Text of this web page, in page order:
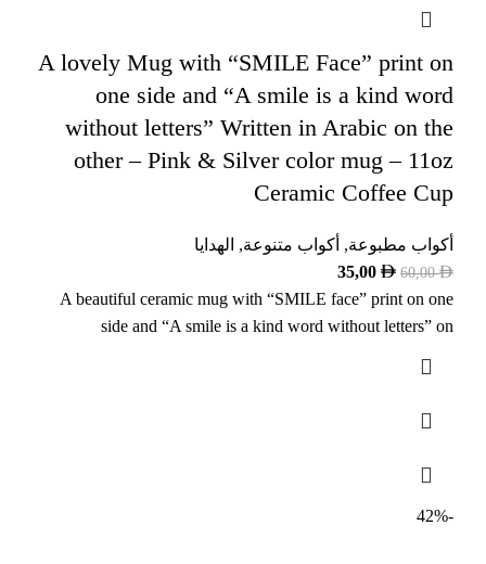
A lovely Mug with “SMILE Face” print on
one side and “A smile is a kind word
without letters” Written in Arabic on the
other – Pink & Silver color mug – 11oz
Ceramic Coffee Cup
أكواب مطبوعة, أكواب متنوعة, الهدايا
60,00
35,00
A beautiful ceramic mug with “SMILE face” print on one
side and “A smile is a kind word without letters” on
-42%